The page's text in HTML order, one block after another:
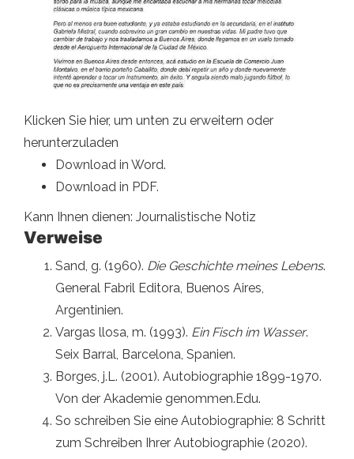
Klicken Sie hier, um unten zu erweitern oder
herunterzuladen
Download in Word.
Download in PDF.
Kann Ihnen dienen: Journalistische Notiz
Verweise
Sand, g. (1960). Die Geschichte meines Lebens.
General Fabril Editora, Buenos Aires,
Argentinien.
Vargas llosa, m. (1993). Ein Fisch im Wasser.
Seix Barral, Barcelona, ​​Spanien.
Borges, j.L. (2001). Autobiographie 1899-1970.
Von der Akademie genommen.Edu.
So schreiben Sie eine Autobiographie: 8 Schritt
zum Schreiben Ihrer Autobiographie (2020).